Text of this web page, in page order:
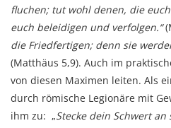
fluchen; tut wohl denen, die
euch beleidigen und verfolgen.“
die Friedfertigen; denn sie
(Matthäus 5,9). Auch im
von diesen Maximen leiten. Als
durch römische Legionäre mit
ihm zu: „Steckedein Schwert an